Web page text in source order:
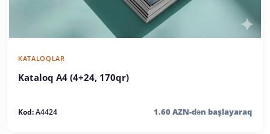
KATALOQLAR
Kataloq A4 (4+24, 170qr)
Kod:A4424 1.60 AZN-dən başlayaraq